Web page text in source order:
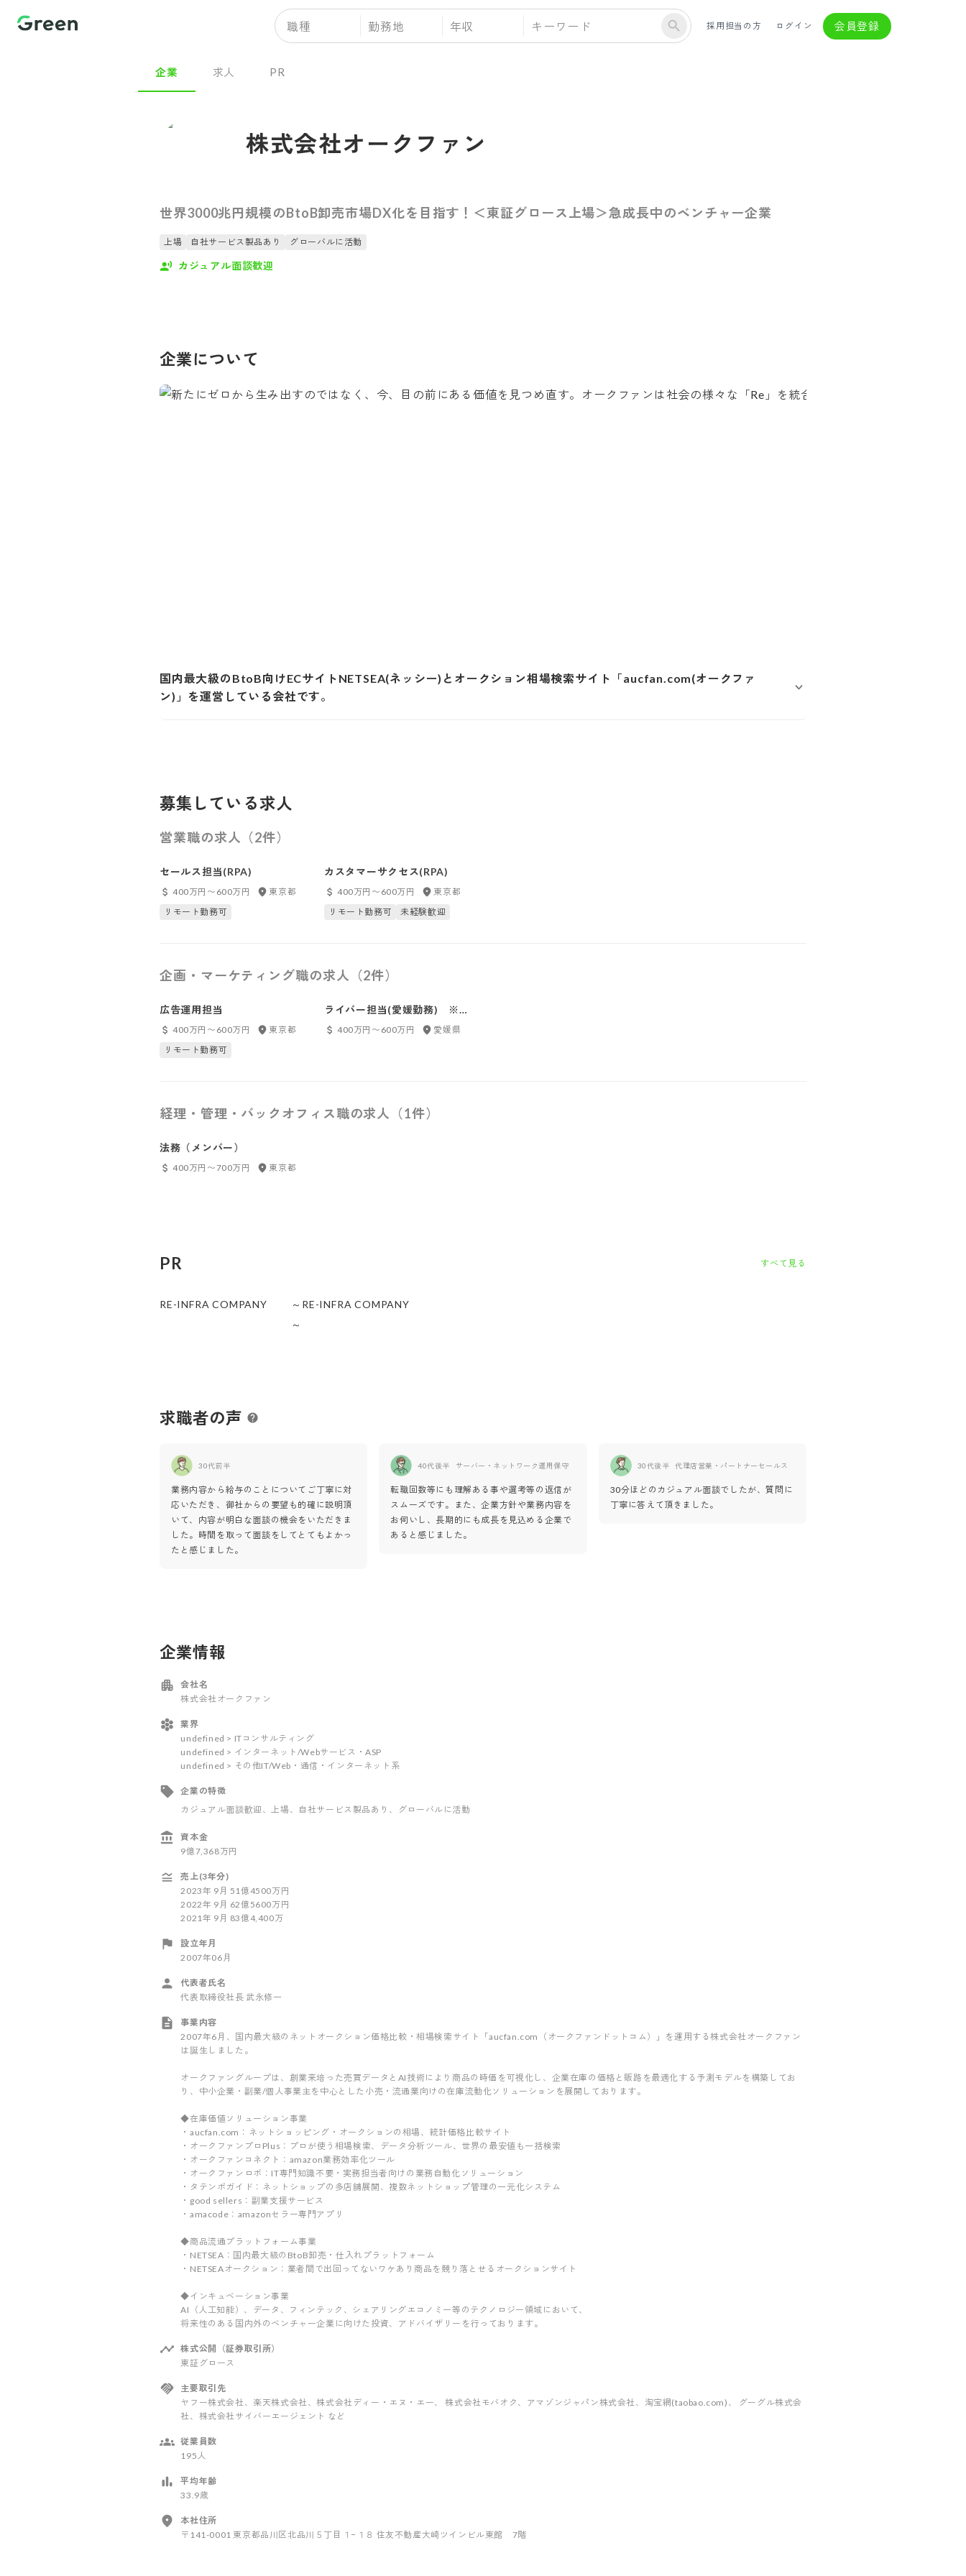
職種 勤務地 年収 採用担当の方 ログイン 会員登録
企業 求人 PR
株式会社オークファン
世界3000兆円規模のBtoB卸売市場DX化を目指す！＜東証グロース上場＞急成長中のベンチャー企業
上場 自社サービス製品あり グローバルに活動
カジュアル面談歓迎
企業について
国内最大級のBtoB向けECサイトNETSEA(ネッシー)とオークション相場検索サイト「aucfan.com(オークファ
ン)」を運営している会社です。
募集している求人
営業職の求人（2件）
セールス担当(RPA)
400万円〜600万円
東京都
リモート勤務可
カスタマーサクセス(RPA)
400万円〜600万円
東京都
リモート勤務可
未経験歓迎
企画・マーケティング職の求人（2件）
広告運用担当
400万円〜600万円
東京都
リモート勤務可
ライバー担当(愛媛勤務) ※株
式会社SynaBiz出向
400万円〜600万円 愛媛県
経理・管理・バックオフィス職の求人（1件）
法務（メンバー）
400万円〜700万円 東京都
PR すべて見る
RE-INFRA COMPANY
～RE-INFRA COMPANY
～
求職者の声
30代前半
業務内容から給与のことについてご丁寧に対
応いただき、御社からの要望も的確に説明頂
いて、内容が明白な面談の機会をいただきま
した。時間を取って面談をしてとてもよかっ
たと感じました。
40代後半 サーバー・ネットワーク運用保守
転職回数等にも理解ある事や選考等の返信が
スムーズです。また、企業方針や業務内容を
お伺いし、長期的にも成長を見込める企業で
あると感じました。
30代後半 代理店営業・パートナーセールス
30分ほどのカジュアル面談でしたが、質問に
丁寧に答えて頂きました。
企業情報
会社名
株式会社オークファン
業界
undefined > ITコンサルティング
undefined > インターネット/Webサービス・ASP
undefined > その他IT/Web・通信・インターネット系
企業の特徴
カジュアル面談歓迎、上場 、自社サービス製品あり 、グローバルに活動
資本金
9億7,368万円
売上(3年分)
2023年 9月 51億4500万円
2022年 9月 62億5600万円
2021年 9月 83億4,400万
設立年月
2007年06月
代表者氏名
代表取締役社長 武永修一
事業内容
2007年6月、国内最大級のネットオークション価格比較・相場検索サイト「aucfan.com（オークファンドットコム）」を運用する株式会社オークファン
は誕生しました。
オークファングループは、創業来培った売買データとAI技術により商品の時価を可視化し、企業在庫の価格と販路を最適化する予測モデルを構築してお
り、中小企業・副業/個人事業主を中心とした小売・流通業向けの在庫流動化ソリューションを展開しております。
◆在庫価値ソリューション事業
・aucfan.com：ネットショッピング・オークションの相場、統計価格比較サイト
・オークファンプロPlus：プロが使う相場検索、データ分析ツール、世界の最安値も一括検索
・オークファンコネクト：amazon業務効率化ツール
・オークファンロボ：IT専門知識不要・実務担当者向けの業務自動化ソリューション
・タテンポガイド：ネットショップの多店舗展開、複数ネットショップ管理の一元化システム
・good sellers：副業支援サービス
・amacode：amazonセラー専門アプリ
◆商品流通プラットフォーム事業
・NETSEA：国内最大級のBtoB卸売・仕入れプラットフォーム
・NETSEAオークション：業者間で出回ってないワケあり商品を競り落とせるオークションサイト
◆インキュベーション事業
AI（人工知能）、データ、フィンテック、シェアリングエコノミー等のテクノロジー領域において、
将来性のある国内外のベンチャー企業に向けた投資、アドバイザリーを行っております。
株式公開（証券取引所）
東証グロース
主要取引先
ヤフー株式会社、楽天株式会社、株式会社ディー・エヌ・エー、 株式会社モバオク、アマゾンジャパン株式会社、淘宝網(taobao.com)、 グーグル株式会
社、株式会社サイバーエージェント など
従業員数
195人
平均年齢
33.9歳
本社住所
〒141-0001 東京都品川区北品川５丁目１−１８ 住友不動産大崎ツインビル東館 7階